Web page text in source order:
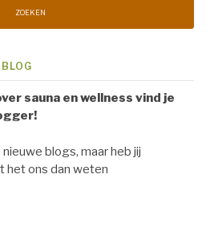
sauna en wellness vind je
blogs, maar heb jij
het ons dan weten